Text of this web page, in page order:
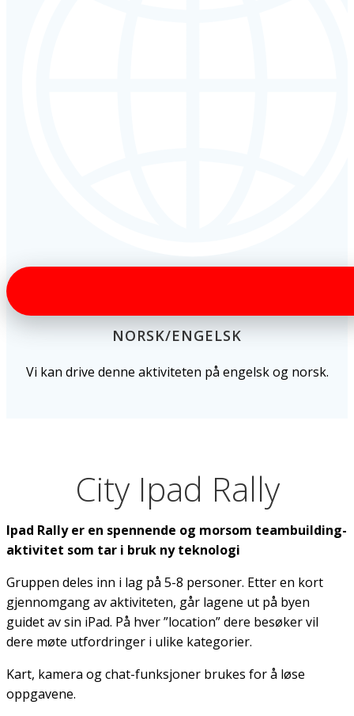
NORSK/ENGELSK
Vi kan drive denne aktiviteten på engelsk og norsk.
City Ipad Rally
Ipad Rally er en spennende og morsom teambuilding-
aktivitet som tar i bruk ny teknologi
Gruppen deles inn i lag på 5-8 personer. Etter en kort
gjennomgang av aktiviteten, går lagene ut på byen
guidet av sin iPad. På hver ”location” dere besøker vil
dere møte utfordringer i ulike kategorier.
Kart, kamera og chat-funksjoner brukes for å løse
oppgavene.